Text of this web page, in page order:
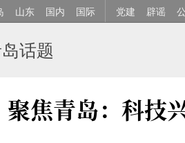
山东 国内 国际 党建 辟谣
话题
聚焦青岛：科